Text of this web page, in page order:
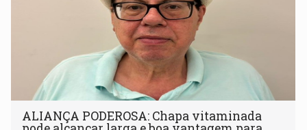
ALIANÇA PODEROSA: Chapa vitaminada